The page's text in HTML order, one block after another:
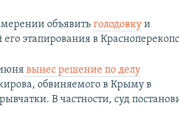
объявитьголодовку и
его этапирования в
вынес решение по делу
обвиняемого в Крыму в
В частности, суд